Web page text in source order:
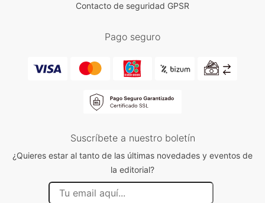
Contacto de seguridad GPSR
Pago seguro
Suscríbete a nuestro boletín
¿Quieres estar al tanto de las últimas novedades y eventos de
la editorial?